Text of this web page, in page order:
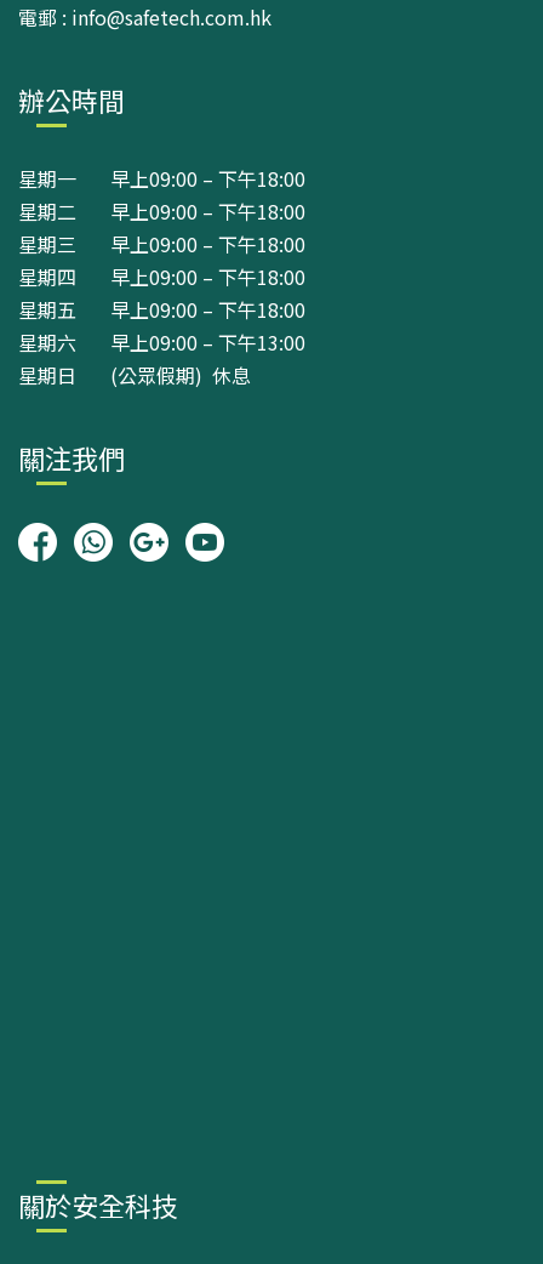
電郵 : info@safetech.com.hk
辦公時間
星期一 早上09:00 – 下午18:00
星期二 早上09:00 – 下午18:00
星期三 早上09:00 – 下午18:00
星期四 早上09:00 – 下午18:00
星期五 早上09:00 – 下午18:00
星期六 早上09:00 – 下午13:00
星期日 (公眾假期) 休息
關注我們
關於安全科技